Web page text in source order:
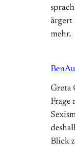
ärgert
mehr.
Ben
Greta
Frage
Blick